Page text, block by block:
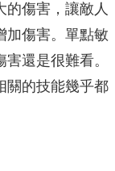
的傷害，讓敵人
加傷害。單點敏
還是很難看。
關的技能幾乎都